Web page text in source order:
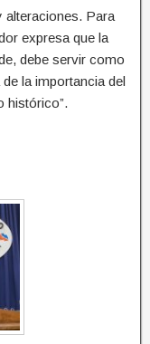
alteraciones. Para
expresa que la
debe servir como
la importancia del
histórico”.